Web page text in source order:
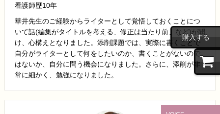
購入する
看護師歴10年
華井先生のご経験からライターとして覚悟しておくことにつ
いて話(編集がタイトルを考える、修正は当たり前、など)が聞
け、心構えとなりました。添削課題では、実際に書くことで
自分がライターとして何をしたいのか、書くことがないので
はないか、自分に問う機会になりました。さらに、添削が非
常に細かく、勉強になりました。